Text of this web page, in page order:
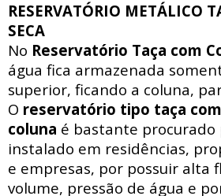
RESERVATÓRIO METÁLICO
SECA
No Reservatório Taça com
água fica armazenada
superior, ficando a coluna,
O reservatório tipo taça
coluna é bastante procurado
instalado em residências,
e empresas, por possuir alta
volume, pressão de água e